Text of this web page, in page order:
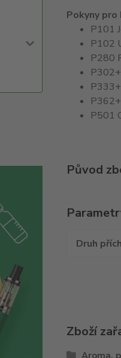
Pokyny pro
P101
P102
P280
P501
Původ
Druh
Zboží
Aroma,